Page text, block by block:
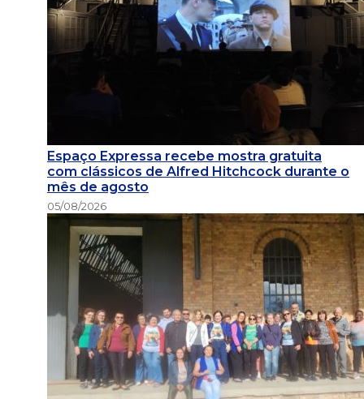
Espaço Expressa recebe mostra gratuita
com clássicos de Alfred Hitchcock durante o
mês de agosto
05/08/2026